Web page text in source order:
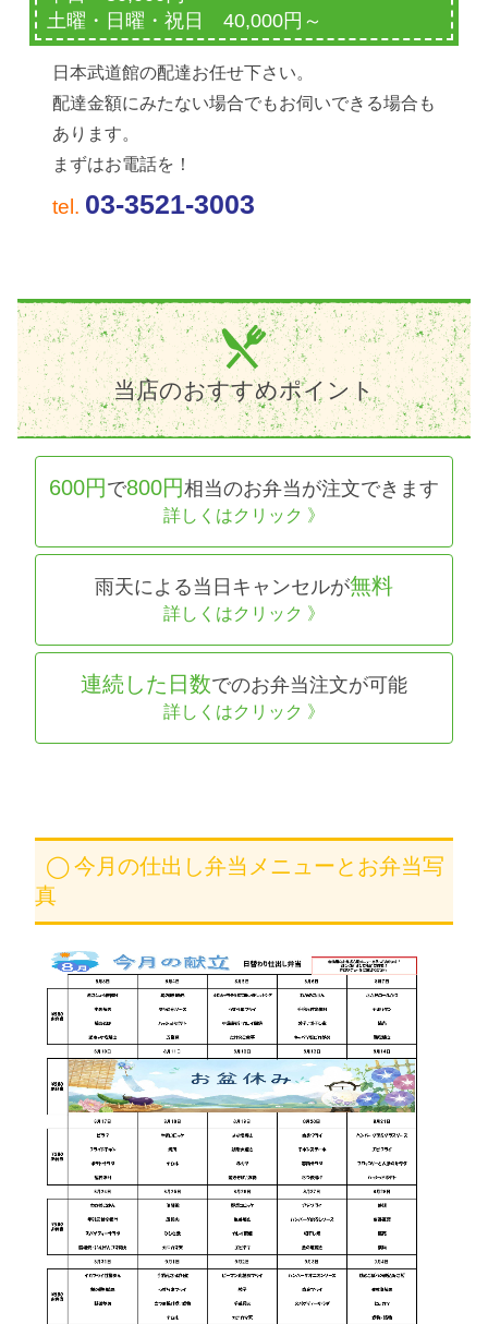
土曜・日曜・祝日 40,000円～
日本武道館の配達お任せ下さい。
配達金額にみたない場合でもお伺いできる場合も
あります。
まずはお電話を！
tel. 03-3521-3003
当店のおすすめポイント
600円 で800円相当のお弁当が注文できます
詳しくはクリック 》
雨天による当日キャンセルが無料
詳しくはクリック 》
連続した日数でのお弁当注文が可能
詳しくはクリック 》
今月の仕出し弁当メニューとお弁当写
真